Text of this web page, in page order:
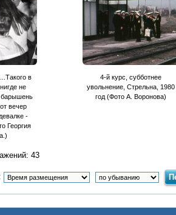
в
не
барышень
вечер
-
Георгия
4-й курс, субботнее
увольнение, Стрельна, 1980
год (Фото А. Воронова)
43